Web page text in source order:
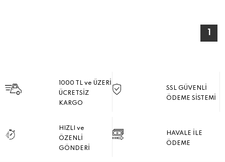
1000 TL ve ÜZERİ
ÜCRETSİZ
KARGO
SSL GÜVENLİ
ÖDEME SİSTEMİ
HIZLI ve
ÖZENLİ
GÖNDERİ
HAVALE İLE
ÖDEME